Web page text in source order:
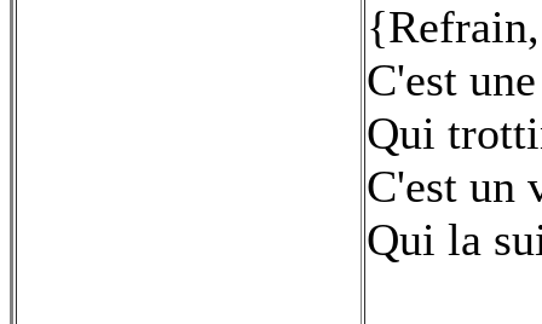
C'est
Qui
C'est un
Qui la